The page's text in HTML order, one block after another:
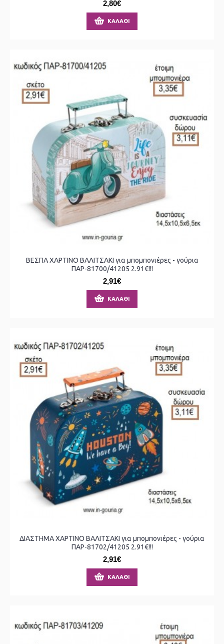
2,80€
ΚΑΛΆΘΙ
ΒΕΣΠΑ ΧΑΡΤΙΝΟ ΒΑΛΙΤΣΑΚΙ για μπομπονιέρες - γούρια
ΠΑΡ-81700/41205 2.91€!!!
2,91€
ΚΑΛΆΘΙ
ΔΙΑΣΤΗΜΑ ΧΑΡΤΙΝΟ ΒΑΛΙΤΣΑΚΙ για μπομπονιέρες - γούρια
ΠΑΡ-81702/41205 2.91€!!!
2,91€
ΚΑΛΆΘΙ